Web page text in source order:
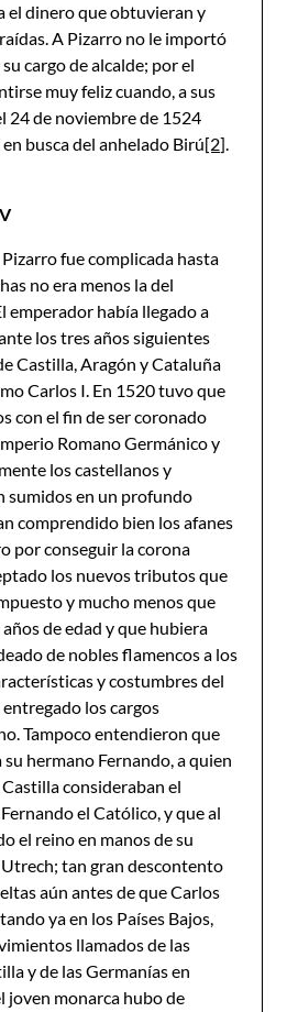
el dinero que obtuvieran y
A Pizarro no le importó
cargo de alcalde; por el
muy feliz cuando, a sus
24 de noviembre de 1524
busca del anhelado Birú[2].
V
fue complicada hasta
no era menos la del
emperador había llegado a
los tres años siguientes
Castilla, Aragón y Cataluña
Carlos I. En 1520 tuvo que
con el fin de ser coronado
Romano Germánico y
los castellanos y
sumidos en un profundo
comprendido bien los afanes
por conseguir la corona
los nuevos tributos que
y mucho menos que
de edad y que hubiera
de nobles flamencos a los
y costumbres del
los cargos
Tampoco entendieron que
hermano Fernando, a quien
consideraban el
el Católico, y que al
el reino en manos de su
tan gran descontento
aún antes de que Carlos
ya en los Países Bajos,
llamados de las
y de las Germanías en
joven monarca hubo de